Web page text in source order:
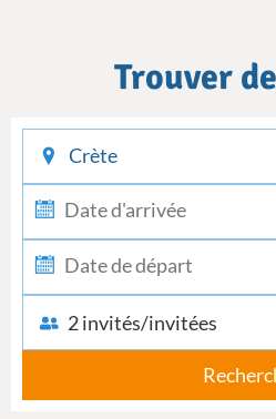
Trouver
2 invités/invitées